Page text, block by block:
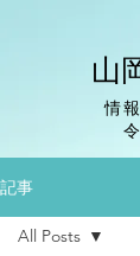
山
情
記事
All Posts